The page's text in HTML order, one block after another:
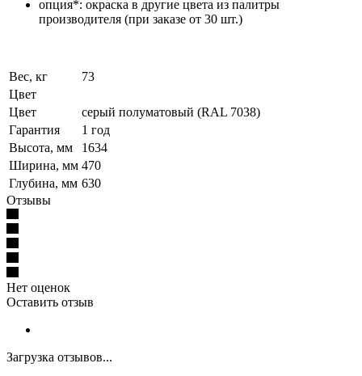
опция*: окраска в другие цвета из палитры
производителя (при заказе от 30 шт.)
Вес, кг
73
Цвет
Цвет
серый полуматовый (RAL 7038)
Гарантия
1 год
Высота, мм
1634
Ширина, мм 470
Глубина, мм 630
Отзывы
Нет оценок
Оставить отзыв
Загрузка отзывов...